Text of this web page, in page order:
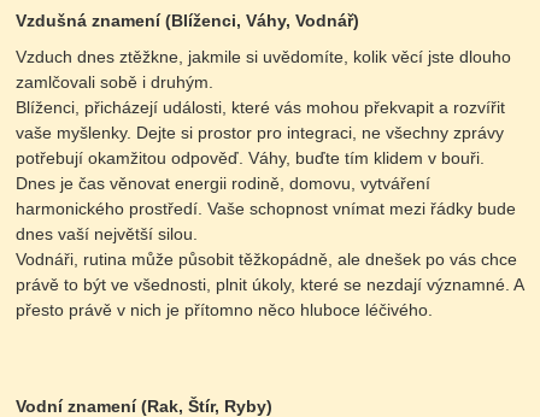
Vzdušná znamení (Blíženci, Váhy, Vodnář)
Vzduch dnes ztěžkne, jakmile si uvědomíte, kolik věcí jste dlouho
zamlčovali sobě i druhým.
Blíženci, přicházejí události, které vás mohou překvapit a rozvířit
vaše myšlenky. Dejte si prostor pro integraci, ne všechny zprávy
potřebují okamžitou odpověď. Váhy, buďte tím klidem v bouři.
Dnes je čas věnovat energii rodině, domovu, vytváření
harmonického prostředí. Vaše schopnost vnímat mezi řádky bude
dnes vaší největší silou.
Vodnáři, rutina může působit těžkopádně, ale dnešek po vás chce
právě to být ve všednosti, plnit úkoly, které se nezdají významné. A
přesto právě v nich je přítomno něco hluboce léčivého.
Vodní znamení (Rak, Štír, Ryby)